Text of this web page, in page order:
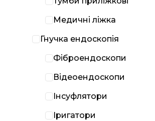
Медичні ліжка
Гнучка ендоскопія
Фіброендоскопи
Відеоендоскопи
Інсуфлятори
Іригатори